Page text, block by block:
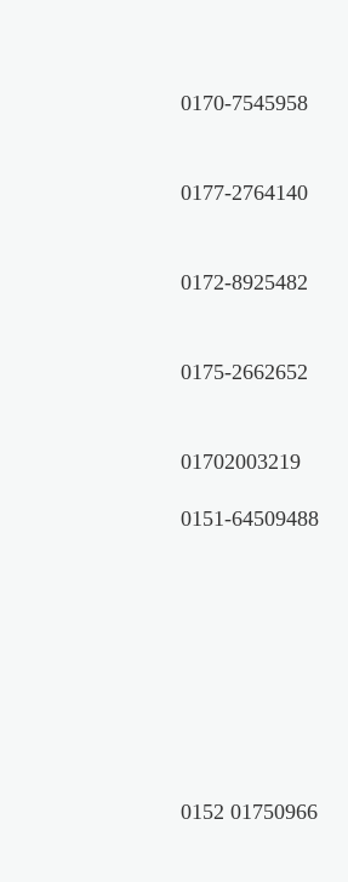
0170-7545958
0177-2764140
0172-8925482
0175-2662652
01702003219
0151-64509488
0152 01750966